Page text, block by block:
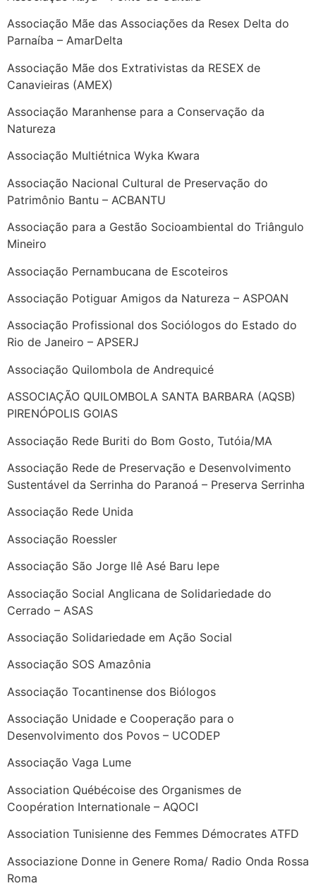
Associação Mãe das Associações da Resex Delta do
Parnaíba – AmarDelta
Associação Mãe dos Extrativistas da RESEX de
Canavieiras (AMEX)
Associação Maranhense para a Conservação da
Natureza
Associação Multiétnica Wyka Kwara
Associação Nacional Cultural de Preservação do
Patrimônio Bantu – ACBANTU
Associação para a Gestão Socioambiental do Triângulo
Mineiro
Associação Pernambucana de Escoteiros
Associação Potiguar Amigos da Natureza – ASPOAN
Associação Profissional dos Sociólogos do Estado do
Rio de Janeiro – APSERJ
Associação Quilombola de Andrequicé
ASSOCIAÇÃO QUILOMBOLA SANTA BARBARA (AQSB)
PIRENÓPOLIS GOIAS
Associação Rede Buriti do Bom Gosto, Tutóia/MA
Associação Rede de Preservação e Desenvolvimento
Sustentável da Serrinha do Paranoá – Preserva Serrinha
Associação Rede Unida
Associação Roessler
Associação São Jorge Ilê Asé Baru lepe
Associação Social Anglicana de Solidariedade do
Cerrado – ASAS
Associação Solidariedade em Ação Social
Associação SOS Amazônia
Associação Tocantinense dos Biólogos
Associação Unidade e Cooperação para o
Desenvolvimento dos Povos – UCODEP
Associação Vaga Lume
Association Québécoise des Organismes de
Coopération Internationale – AQOCI
Association Tunisienne des Femmes Démocrates ATFD
Associazione Donne in Genere Roma/ Radio Onda Rossa
Roma